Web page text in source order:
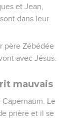
et Jean,
dans leur
père Zébédée
avec Jésus.
mauvais
Le
prière et il se